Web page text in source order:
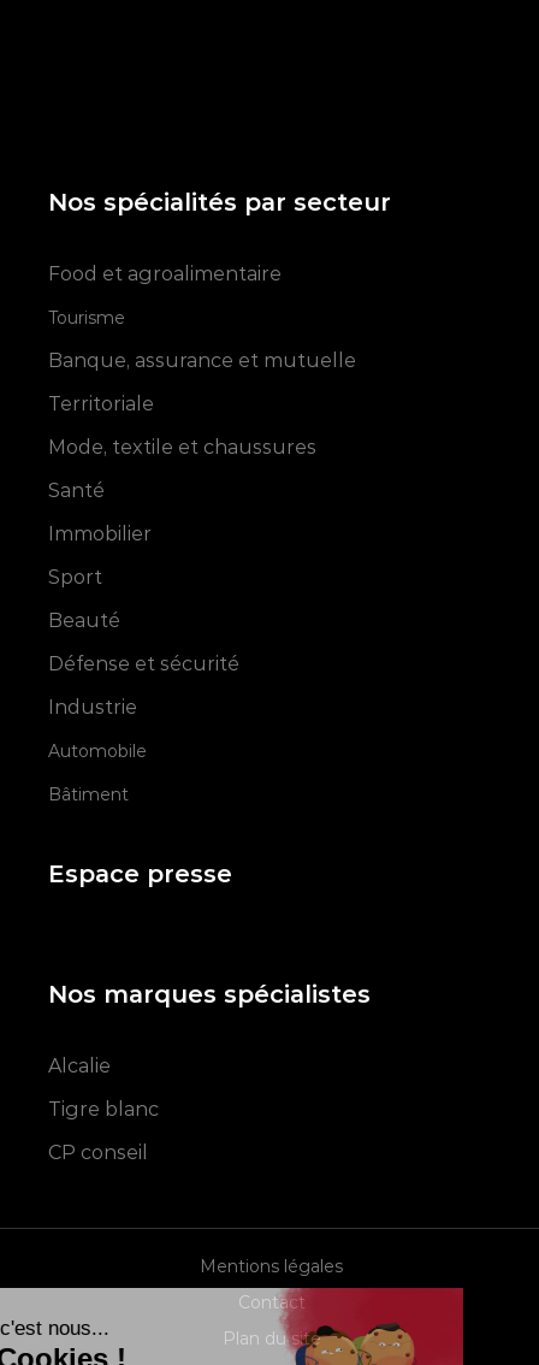
Salut c'est nous...
les Cookies !
Nos spécialités par secteur
Food et agroalimentaire
Tourisme
Banque, assurance et mutuelle
Territoriale
Mode, textile et chaussures
Santé
Immobilier
Sport
Beauté
Défense et sécurité
Industrie
Automobile
Bâtiment
Espace presse
Nos marques spécialistes
Alcalie
Tigre blanc
CP conseil
Mentions légales
Contact
Plan du site